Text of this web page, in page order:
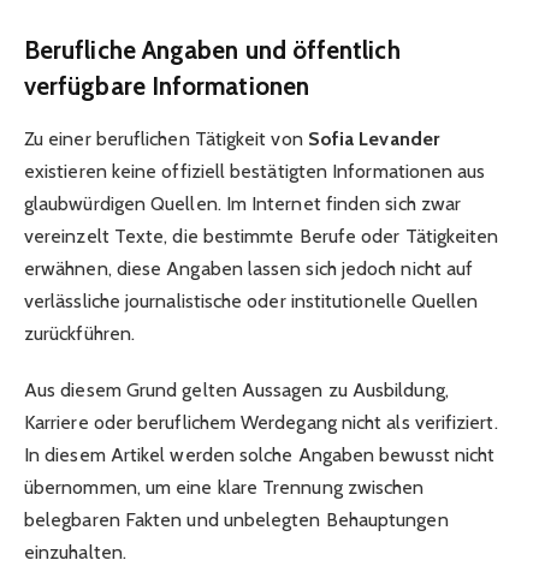
Berufliche Angaben und öffentlich
verfügbare Informationen
Zu einer beruflichen Tätigkeit von Sofia Levander
existieren keine offiziell bestätigten Informationen aus
glaubwürdigen Quellen. Im Internet finden sich zwar
vereinzelt Texte, die bestimmte Berufe oder Tätigkeiten
erwähnen, diese Angaben lassen sich jedoch nicht auf
verlässliche journalistische oder institutionelle Quellen
zurückführen.
Aus diesem Grund gelten Aussagen zu Ausbildung,
Karriere oder beruflichem Werdegang nicht als verifiziert.
In diesem Artikel werden solche Angaben bewusst nicht
übernommen, um eine klare Trennung zwischen
belegbaren Fakten und unbelegten Behauptungen
einzuhalten.